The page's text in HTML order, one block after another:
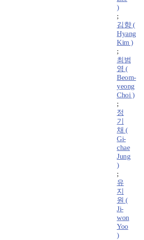
)
;
김향 (
Hyang
Kim )
;
최범
영 (
Beom-
yeong
Choi )
;
정
기
채 (
Gi-
chae
Jung
)
;
유
지
원 (
Ji-
won
Yoo
)